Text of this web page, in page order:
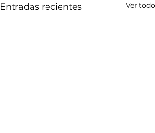
Entradas recientes Ver todo